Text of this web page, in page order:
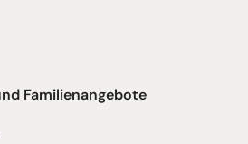
Familienangebote